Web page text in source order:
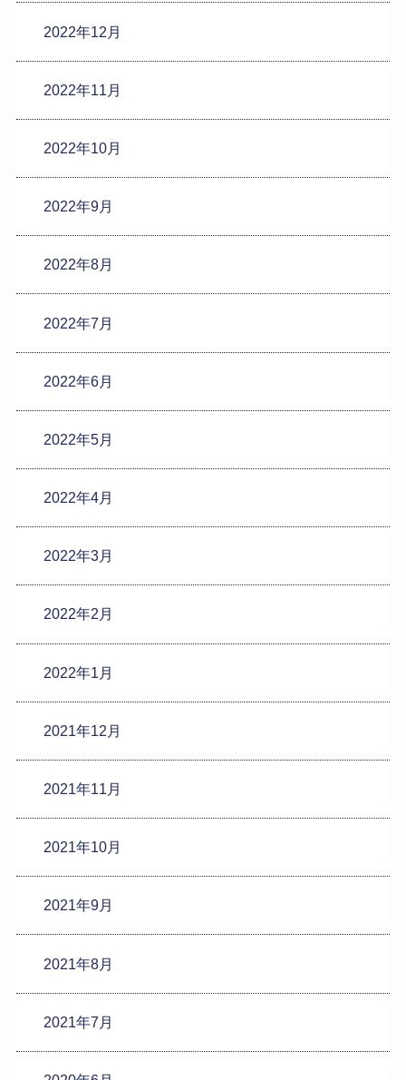
2022年12月
2022年11月
2022年10月
2022年9月
2022年8月
2022年7月
2022年6月
2022年5月
2022年4月
2022年3月
2022年2月
2022年1月
2021年12月
2021年11月
2021年10月
2021年9月
2021年8月
2021年7月